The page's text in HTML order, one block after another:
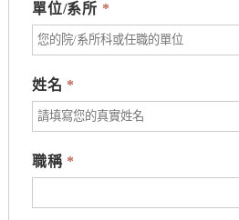
單位/系所 *
姓名 *
職稱 *